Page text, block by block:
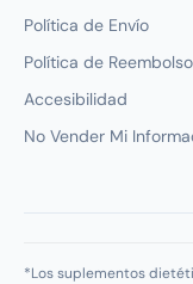
Política de Envío
Política de Reembolso
Accesibilidad
No Vender Mi
*Los suplementos